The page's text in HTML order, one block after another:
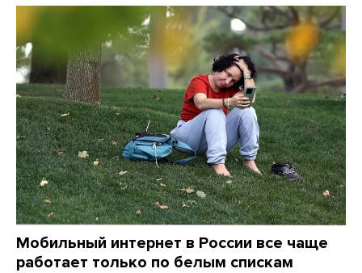
Мобильный интернет в России все чаще
работает только по белым спискам